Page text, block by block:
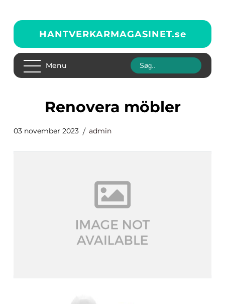
HANTVERKARMAGASINET.se
Menu
renovera möbler
03 november 2023 admin